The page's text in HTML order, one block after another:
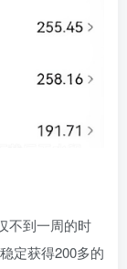
不到一周的时
定获得200多的